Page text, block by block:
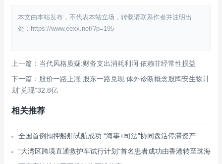
本文由本站发布，不代表本站立场，转载请联系作者并注明出
处：https://www.eexx.net/?p=195
上一篇：当代风格质疑:财务支出消耗利润 依赖非经常性损益
下一篇：股价一路上涨 股东一路兑现 体外诊断概念股陶安生物计
划“兑现”32.8亿
相关推荐
全国首例扣押船舶试航成功 “海事+司法”协同盘活停滞资产
“大湾区跨境直通救护车试行计划”首名患者成功由香港转至珠海